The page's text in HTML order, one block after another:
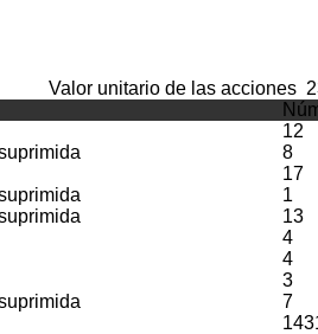
Valor unitario de las acciones
12
8
17
1
13
4
4
3
7